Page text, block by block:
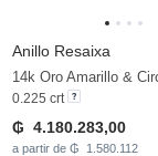
Anillo Resaixa
14k Oro Amarillo &
0.225 crt
₲ 4.180.283,00
a partir de ₲ 1.580.112